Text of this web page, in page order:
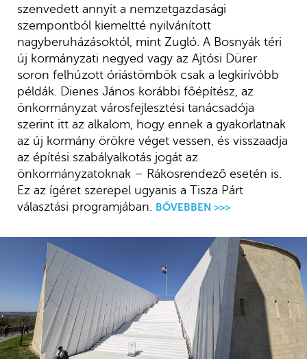
szenvedett annyit a nemzetgazdasági
szempontból kiemeltté nyilvánított
nagyberuházásoktól, mint Zugló. A Bosnyák téri
új kormányzati negyed vagy az Ajtósi Dürer
soron felhúzott óriástömbök csak a legkirívóbb
példák. Dienes János korábbi főépítész, az
önkormányzat városfejlesztési tanácsadója
szerint itt az alkalom, hogy ennek a gyakorlatnak
az új kormány örökre véget vessen, és visszaadja
az építési szabályalkotás jogát az
önkormányzatoknak – Rákosrendező esetén is.
Ez az ígéret szerepel ugyanis a Tisza Párt
választási programjában.
BŐVEBBEN >>>